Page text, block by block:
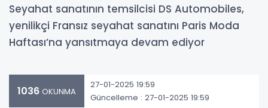
Seyahat sanatının temsilcisi DS Automobiles,
yenilikçi Fransız seyahat sanatını Paris Moda
Haftası’na yansıtmaya devam ediyor
1036 OKUNMA
27-01-2025 19:59
Güncelleme : 27-01-2025 19:59